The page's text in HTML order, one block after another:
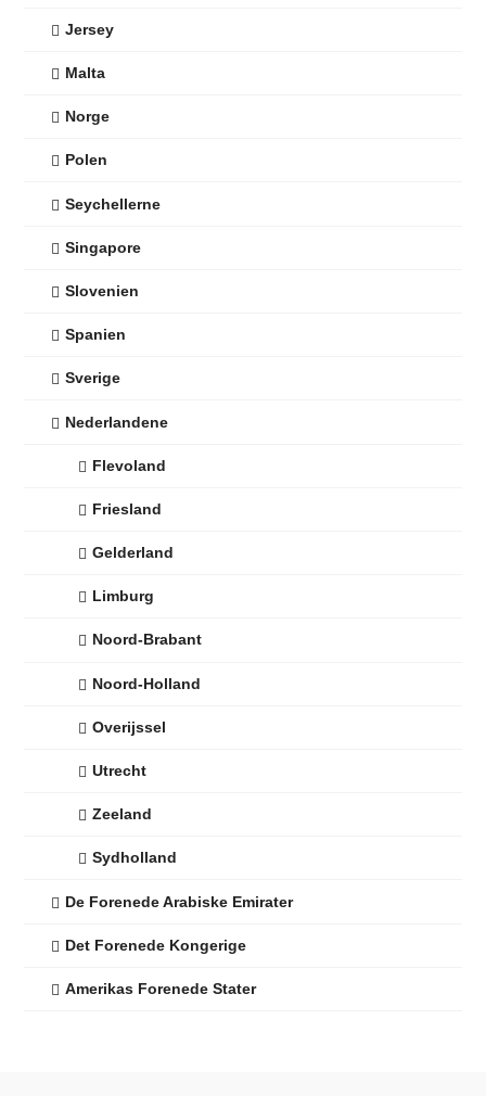
Jersey
Malta
Norge
Polen
Seychellerne
Singapore
Slovenien
Spanien
Sverige
Nederlandene
Flevoland
Friesland
Gelderland
Limburg
Noord-Brabant
Noord-Holland
Overijssel
Utrecht
Zeeland
Sydholland
De Forenede Arabiske Emirater
Det Forenede Kongerige
Amerikas Forenede Stater